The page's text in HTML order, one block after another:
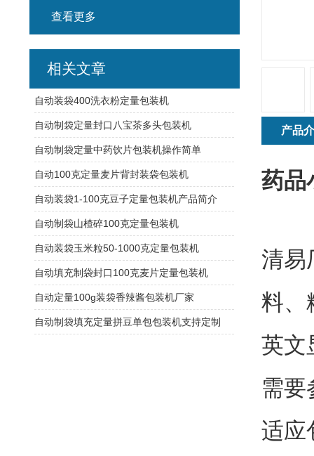
产品
药品
清易
料、
英文
需要
适应
查看更多
相关文章
自动装袋400洗衣粉定量包装机
自动制袋定量封口八宝茶多头包装机
自动制袋定量中药饮片包装机操作简单
自动100克定量麦片背封装袋包装机
自动装袋1-100克豆子定量包装机产品简介
自动制袋山楂碎100克定量包装机
自动装袋玉米粒50-1000克定量包装机
自动填充制袋封口100克麦片定量包装机
自动定量100g装袋香辣酱包装机厂家
自动制袋填充定量拼豆单包包装机支持定制